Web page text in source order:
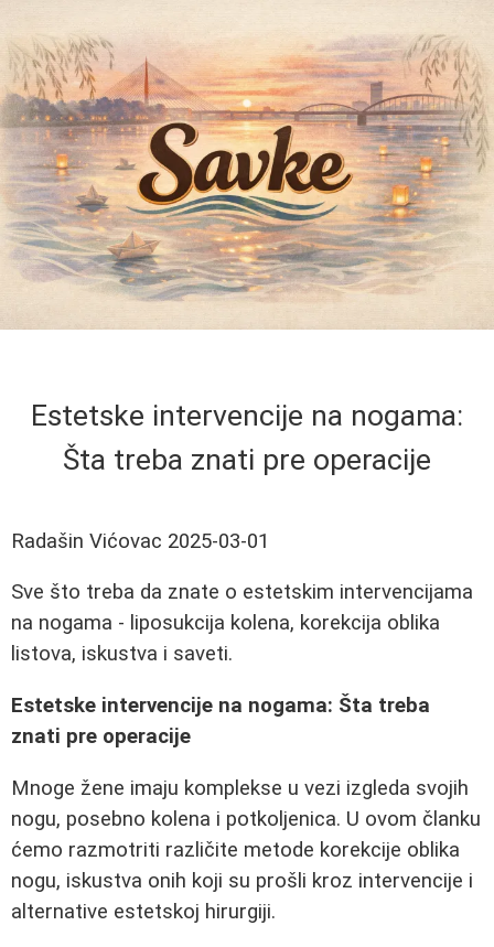
Estetske intervencije na nogama:
Šta treba znati pre operacije
Radašin Vićovac 2025-03-01
Sve što treba da znate o estetskim intervencijama
na nogama - liposukcija kolena, korekcija oblika
listova, iskustva i saveti.
Estetske intervencije na nogama: Šta treba
znati pre operacije
Mnoge žene imaju komplekse u vezi izgleda svojih
nogu, posebno kolena i potkoljenica. U ovom članku
ćemo razmotriti različite metode korekcije oblika
nogu, iskustva onih koji su prošli kroz intervencije i
alternative estetskoj hirurgiji.